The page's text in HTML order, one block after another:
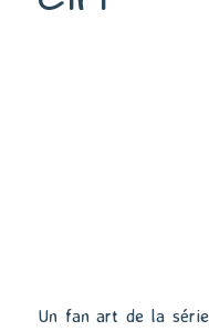
Un fan art de la série